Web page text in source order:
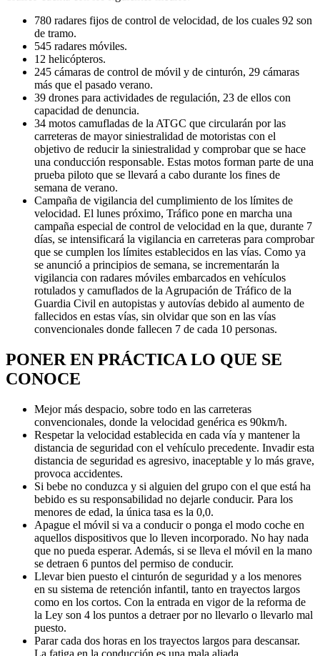
780 radares fijos de control de velocidad, de los cuales 92 son
de tramo.
545 radares móviles.
12 helicópteros.
245 cámaras de control de móvil y de cinturón, 29 cámaras
más que el pasado verano.
39 drones para actividades de regulación, 23 de ellos con
capacidad de denuncia.
34 motos camufladas de la ATGC que circularán por las
carreteras de mayor siniestralidad de motoristas con el
objetivo de reducir la siniestralidad y comprobar que se hace
una conducción responsable. Estas motos forman parte de una
prueba piloto que se llevará a cabo durante los fines de
semana de verano.
Campaña de vigilancia del cumplimiento de los límites de
velocidad. El lunes próximo, Tráfico pone en marcha una
campaña especial de control de velocidad en la que, durante 7
días, se intensificará la vigilancia en carreteras para comprobar
que se cumplen los límites establecidos en las vías. Como ya
se anunció a principios de semana, se incrementarán la
vigilancia con radares móviles embarcados en vehículos
rotulados y camuflados de la Agrupación de Tráfico de la
Guardia Civil en autopistas y autovías debido al aumento de
fallecidos en estas vías, sin olvidar que son en las vías
convencionales donde fallecen 7 de cada 10 personas.
PONER EN PRÁCTICA LO QUE SE
CONOCE
Mejor más despacio, sobre todo en las carreteras
convencionales, donde la velocidad genérica es 90km/h.
Respetar la velocidad establecida en cada vía y mantener la
distancia de seguridad con el vehículo precedente. Invadir esta
distancia de seguridad es agresivo, inaceptable y lo más grave,
provoca accidentes.
Si bebe no conduzca y si alguien del grupo con el que está ha
bebido es su responsabilidad no dejarle conducir. Para los
menores de edad, la única tasa es la 0,0.
Apague el móvil si va a conducir o ponga el modo coche en
aquellos dispositivos que lo lleven incorporado. No hay nada
que no pueda esperar. Además, si se lleva el móvil en la mano
se detraen 6 puntos del permiso de conducir.
Llevar bien puesto el cinturón de seguridad y a los menores
en su sistema de retención infantil, tanto en trayectos largos
como en los cortos. Con la entrada en vigor de la reforma de
la Ley son 4 los puntos a detraer por no llevarlo o llevarlo mal
puesto.
Parar cada dos horas en los trayectos largos para descansar.
La fatiga en la conducción es una mala aliada.